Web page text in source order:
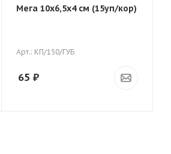
Мега 10х6,5х4 см (15уп/кор)
Арт.: КП/150/ГУБ
65 ₽